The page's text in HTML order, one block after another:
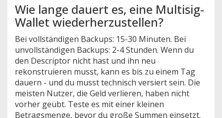
Wie lange dauert es, eine Multisig-
Wallet wiederherzustellen?
Bei vollständigen Backups: 15-30 Minuten. Bei
unvollständigen Backups: 2-4 Stunden. Wenn du
den Descriptor nicht hast und ihn neu
rekonstruieren musst, kann es bis zu einem Tag
dauern - und du musst technisch versiert sein. Die
meisten Nutzer, die Geld verlieren, haben nicht
vorher geübt. Teste es mit einer kleinen
Betragsmenge, bevor du große Summen einsetzt.